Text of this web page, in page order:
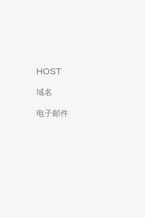
HOST
域名
电子邮件